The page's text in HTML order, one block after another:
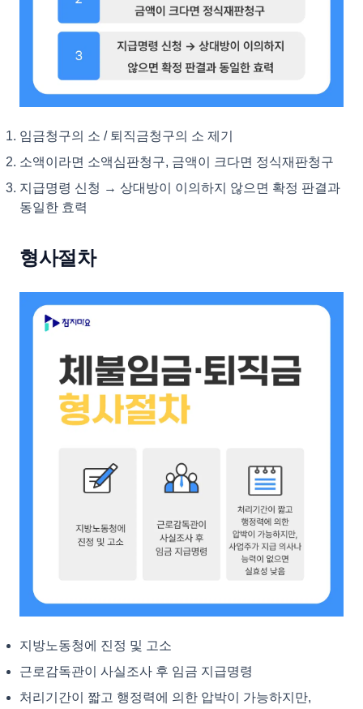
임금청구의 소 / 퇴직금청구의 소 제기
소액이라면 소액심판청구, 금액이 크다면 정식재판청구
지급명령 신청 → 상대방이 이의하지 않으면 확정 판결과
동일한 효력
형사절차
지방노동청에 진정 및 고소
근로감독관이 사실조사 후 임금 지급명령
처리기간이 짧고 행정력에 의한 압박이 가능하지만,